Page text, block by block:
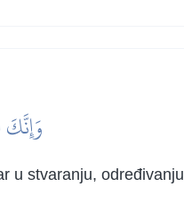
u stvaranju,